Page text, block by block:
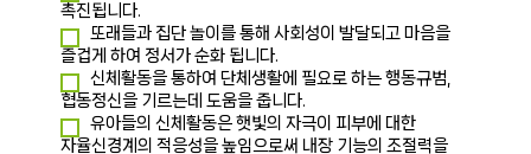
촉진됩니다.
또래들과 집단 놀이를 통해 사회성이 발달되고 마음을
즐겁게 하여 정서가 순화 됩니다.
신체활동을 통하여 단체생활에 필요로 하는 행동규범,
협동정신을 기르는데 도움을 줍니다.
유아들의 신체활동은 햇빛의 자극이 피부에 대한
자율신경계의 적응성을 높임으로써 내장 기능의 조절력을